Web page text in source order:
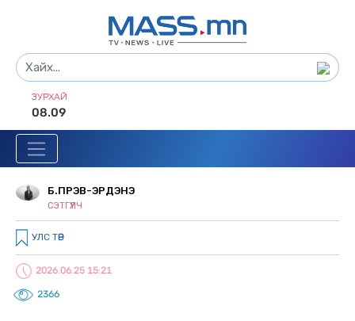
ЗУРХАЙ
08.09
Б.ПҮРЭВ-ЭРДЭНЭ
СЭТГҮҮЛЧ
УЛС ТӨР
2026.06.25 15:21
2366